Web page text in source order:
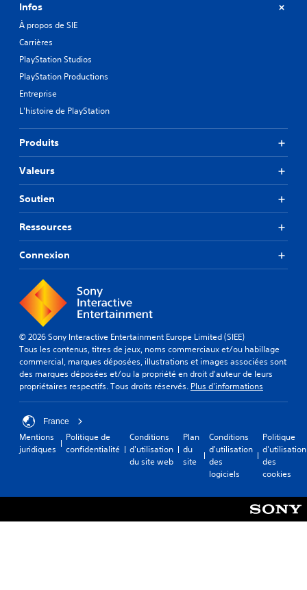
Infos
À propos de SIE
Carrières
PlayStation Studios
PlayStation Productions
Entreprise
L'histoire de PlayStation
Produits
Valeurs
Soutien
Ressources
Connexion
© 2026 Sony Interactive Entertainment Europe Limited (SIEE)
Tous les contenus, titres de jeux, noms commerciaux et/ou habillage
commercial, marques déposées, illustrations et images associées sont
des marques déposées et/ou la propriété en droit d'auteur de leurs
propriétaires respectifs. Tous droits réservés. Plus d'informations
France
Mentions
juridiques
Politique de
confidentialité
Conditions
d'utilisation
du site web
Plan
du
site
Conditions
d'utilisation
des
logiciels
Politique
d'utilisation
des
cookies